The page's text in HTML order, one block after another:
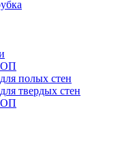
ОП
полых стен
твердых стен
ОП